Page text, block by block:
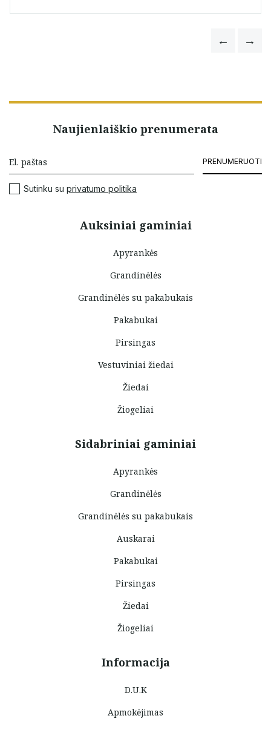
Auksiniai gaminiai
Apyrankės
Grandinėlės
Grandinėlės su pakabukais
Pakabukai
Pirsingas
Vestuviniai žiedai
Žiedai
Žiogeliai
Sidabriniai gaminiai
Apyrankės
Grandinėlės
Grandinėlės su pakabukais
Auskarai
Pakabukai
Pirsingas
Žiedai
Žiogeliai
Informacija
D.U.K
Apmokėjimas
Naujienlaiškio prenumerata
PRENUMERUOTI
Sutinku su privatumo politika